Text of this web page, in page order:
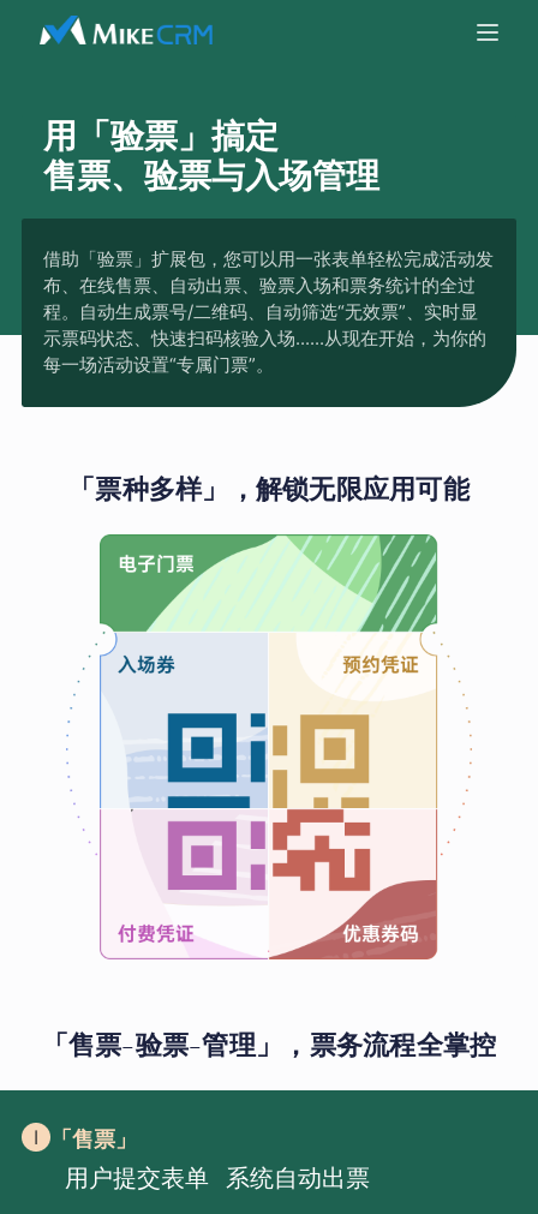
用「验票」搞定
售票、验票与入场管理
借助「验票」扩展包，您可以用一张表单轻松完成活动发
布、在线售票、自动出票、验票入场和票务统计的全过
程。自动生成票号/二维码、自动筛选“无效票”、实时显
示票码状态、快速扫码核验入场......从现在开始，为你的
每一场活动设置“专属门票”。
「票种多样」，解锁无限应用可能
「售票-验票-管理」，票务流程全掌控
「售票」
用户提交表单 系统自动出票